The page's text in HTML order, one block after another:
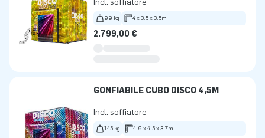
Incl. soffiatore
99 kg 4 x 3.5 x 3.5m
2.799,00 €
GONFIABILE CUBO DISCO 4,5M
Incl. soffiatore
145 kg 4.9 x 4.5 x 3.7m